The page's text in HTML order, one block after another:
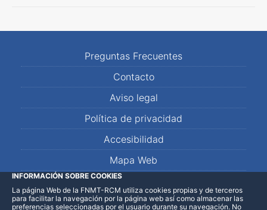
Preguntas Frecuentes
Contacto
Aviso legal
Política de privacidad
Accesibilidad
Mapa Web
LinkedInFacebookWhatsApp
INFORMACIÓN SOBRE COOKIES
La página Web de la FNMT-RCM utiliza cookies propias y de terceros
para facilitar la navegación por la página web así como almacenar las
preferencias seleccionadas por el usuario durante su navegación. No